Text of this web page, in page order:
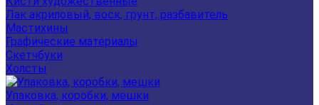
Лак акриловый, воск, грунт, разбавитель
Мастихины
Графические материалы
Скетчбуки
Холсты
Упаковка, коробки, мешки